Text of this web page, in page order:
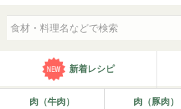
新着レシピ
肉（牛肉） 肉（豚肉）